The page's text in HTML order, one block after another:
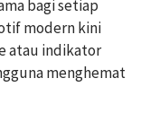
bagi setiap
modern kini
atau indikator
menghemat